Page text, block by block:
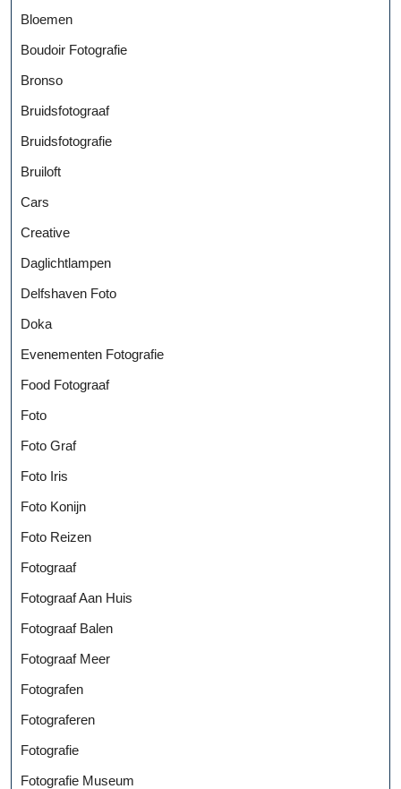
Bloemen
Boudoir Fotografie
Bronso
Bruidsfotograaf
Bruidsfotografie
Bruiloft
Cars
Creative
Daglichtlampen
Delfshaven Foto
Doka
Evenementen Fotografie
Food Fotograaf
Foto
Foto Graf
Foto Iris
Foto Konijn
Foto Reizen
Fotograaf
Fotograaf Aan Huis
Fotograaf Balen
Fotograaf Meer
Fotografen
Fotograferen
Fotografie
Fotografie Museum